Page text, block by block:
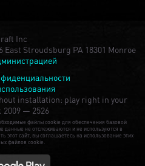
Inc
East Stroudsburg PA 18301 Monroe
installation: play right in your
2009 — 2526
файлы cookie для обеспечения базовой
данные не отслеживаются и не используются в
этот сайт, вы соглашаетесь на использование этих
файлов cookie.